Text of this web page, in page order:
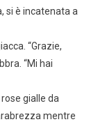
si è incatenata a
“Grazie,
“Mi hai
gialle da
mentre